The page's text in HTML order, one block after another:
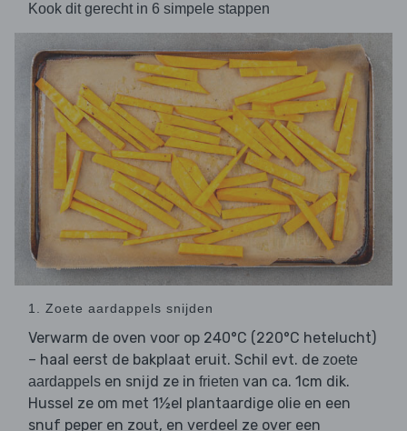
Kook dit gerecht in 6 simpele stappen
1. Zoete aardappels snijden
Verwarm de oven voor op 240°C (220°C hetelucht)
– haal eerst de bakplaat eruit. Schil evt. de zoete
aardappels en snijd ze in frieten van ca. 1cm dik.
Hussel ze om met 1½el plantaardige olie en een
snuf peper en zout, en verdeel ze over een